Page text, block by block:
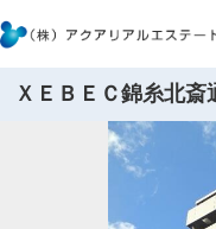
ＸＥＢＥＣ錦糸北斎